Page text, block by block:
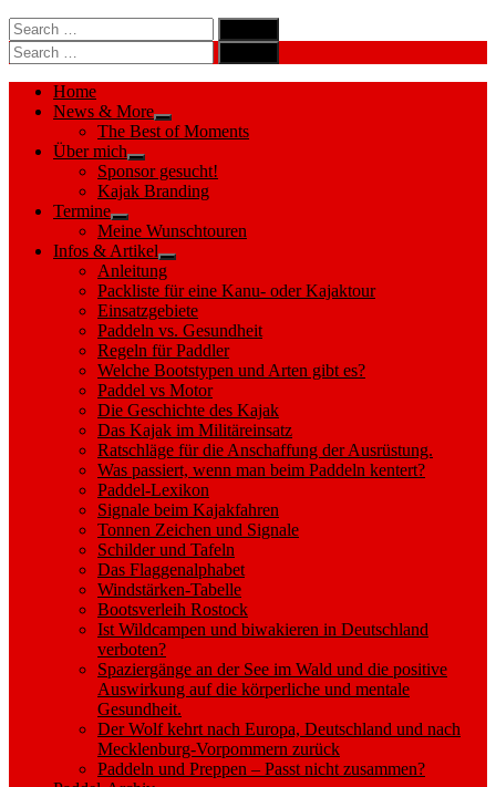
Search
for:
Search
Search
for:
Search
Home
News & More
Show
sub
The Best of Moments
Über mich
Show
sub
menu
Sponsor gesucht!
Kajak Branding
Termine
Show
sub
menu
Meine Wunschtouren
Infos & Artikel
Show
sub
menu
Anleitung
Packliste für eine Kanu- oder Kajaktour
Einsatzgebiete
Paddeln vs. Gesundheit
Regeln für Paddler
Welche Bootstypen und Arten gibt es?
Paddel vs Motor
Die Geschichte des Kajak
Das Kajak im Militäreinsatz
Ratschläge für die Anschaffung der Ausrüstung.
Was passiert, wenn man beim Paddeln kentert?
Paddel-Lexikon
Signale beim Kajakfahren
Tonnen Zeichen und Signale
Schilder und Tafeln
Das Flaggenalphabet
Windstärken-Tabelle
Bootsverleih Rostock
Ist Wildcampen und biwakieren in Deutschland
verboten?
Spaziergänge an der See im Wald und die positive
Auswirkung auf die körperliche und mentale
Gesundheit.
Der Wolf kehrt nach Europa, Deutschland und nach
Mecklenburg-Vorpommern zurück
Paddeln und Preppen – Passt nicht zusammen?